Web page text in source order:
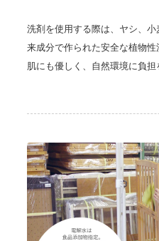
洗剤を使用する際は、ヤシ、
来成分で作られた安全な植物
肌にも優しく、自然環境に負担